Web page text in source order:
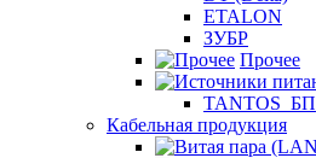
ETALON
ЗУБР
Прочее
TANTOS_БП
Кабельная продукция